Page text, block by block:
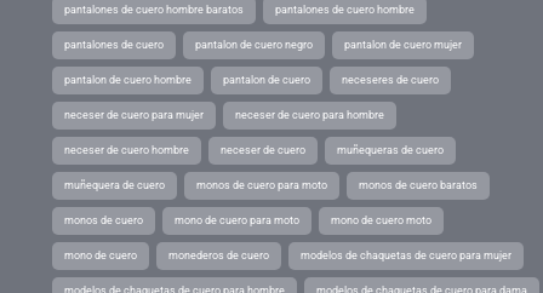
pantalones de cuero hombre baratos pantalones de cuero hombre
pantalones de cuero pantalon de cuero negro pantalon de cuero mujer
pantalon de cuero hombre pantalon de cuero neceseres de cuero
neceser de cuero para mujer neceser de cuero para hombre
neceser de cuero hombre neceser de cuero muñequeras de cuero
muñequera de cuero monos de cuero para moto monos de cuero baratos
monos de cuero mono de cuero para moto mono de cuero moto
mono de cuero monederos de cuero modelos de chaquetas de cuero para mujer
modelos de chaquetas de cuero para hombre modelos de chaquetas de cuero para dama